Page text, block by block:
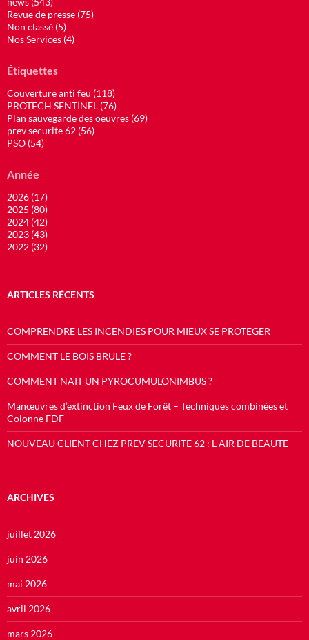
Revue de presse (75)
Non classé (5)
Nos Services (4)
Étiquettes
Couverture anti feu (118)
PROTECH SENTINEL (76)
Plan sauvegarde des oeuvres (69)
prev securite 62 (56)
PSO (54)
Année
2026 (17)
2025 (80)
2024 (42)
2023 (43)
2022 (32)
ARTICLES RÉCENTS
COMPRENDRE LES INCENDIES POUR MIEUX SE PROTEGER
COMMENT LE BOIS BRULE ?
COMMENT NAIT UN PYROCUMULONIMBUS ?
Manœuvres d’extinction Feux de Forêt – Techniques combinées et
Colonne FDF
NOUVEAU CLIENT CHEZ PREV SECURITE 62 : L AIR DE BEAUTE
ARCHIVES
juillet 2026
juin 2026
mai 2026
avril 2026
mars 2026